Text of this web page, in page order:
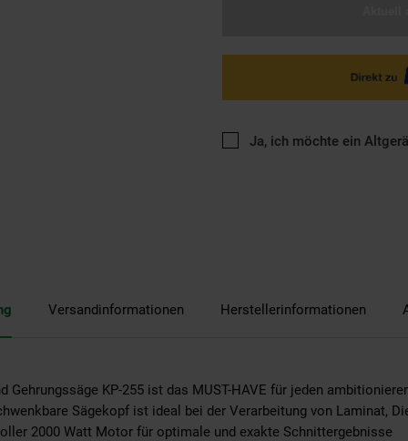
Ja, ich möchte ein
Versandinformationen Herstellerinformationen
Gehrungssäge KP-255 ist das MUST-HAVE für jeden
Sägekopf ist ideal bei der Verarbeitung von Laminat,
2000 Watt Motor für optimale und exakte Schnittergebnisse